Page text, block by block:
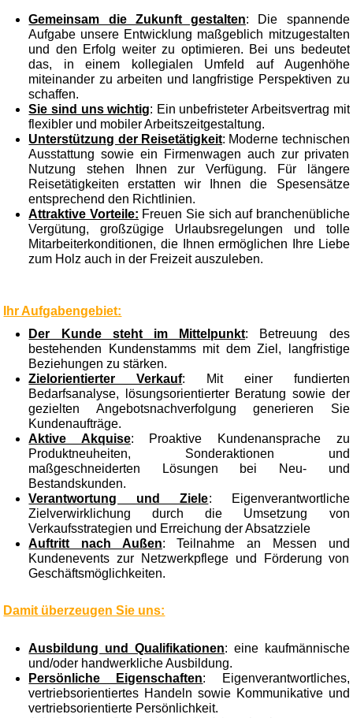
Gemeinsam die Zukunft gestalten: Die spannende
Aufgabe unsere Entwicklung maßgeblich mitzugestalten
und den Erfolg weiter zu optimieren. Bei uns bedeutet
das, in einem kollegialen Umfeld auf Augenhöhe
miteinander zu arbeiten und langfristige Perspektiven zu
schaffen.
Sie sind uns wichtig: Ein unbefristeter Arbeitsvertrag mit
flexibler und mobiler Arbeitszeitgestaltung.
Unterstützung der Reisetätigkeit: Moderne technischen
Ausstattung sowie ein Firmenwagen auch zur privaten
Nutzung stehen Ihnen zur Verfügung. Für längere
Reisetätigkeiten erstatten wir Ihnen die Spesensätze
entsprechend den Richtlinien.
Attraktive Vorteile: Freuen Sie sich auf branchenübliche
Vergütung, großzügige Urlaubsregelungen und tolle
Mitarbeiterkonditionen, die Ihnen ermöglichen Ihre Liebe
zum Holz auch in der Freizeit auszuleben.
Ihr Aufgabengebiet:
Der Kunde steht im Mittelpunkt: Betreuung des
bestehenden Kundenstamms mit dem Ziel, langfristige
Beziehungen zu stärken.
Zielorientierter Verkauf: Mit einer fundierten
Bedarfsanalyse, lösungsorientierter Beratung sowie der
gezielten Angebotsnachverfolgung generieren Sie
Kundenaufträge.
Aktive Akquise: Proaktive Kundenansprache zu
Produktneuheiten, Sonderaktionen und
maßgeschneiderten Lösungen bei Neu- und
Bestandskunden.
Verantwortung und Ziele: Eigenverantwortliche
Zielverwirklichung durch die Umsetzung von
Verkaufsstrategien und Erreichung der Absatzziele
Auftritt nach Außen: Teilnahme an Messen und
Kundenevents zur Netzwerkpflege und Förderung von
Geschäftsmöglichkeiten.
Damit überzeugen Sie uns:
Ausbildung und Qualifikationen: eine kaufmännische
und/oder handwerkliche Ausbildung.
Persönliche Eigenschaften: Eigenverantwortliches,
vertriebsorientiertes Handeln sowie Kommunikative und
vertriebsorientierte Persönlichkeit.